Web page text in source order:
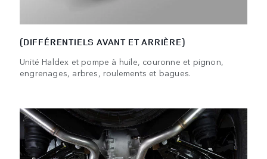
(DIFFÉRENTIELS AVANT ET ARRIÈRE)
Unité Haldex et pompe à huile, couronne et pignon,
engrenages, arbres, roulements et bagues.